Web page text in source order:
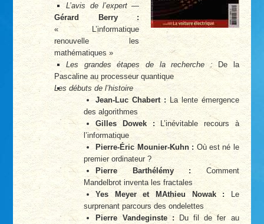
L’avis de l’expert—
Gérard Berry :
« L’informatique
renouvelle les
mathématiques »
Les grandes étapes de la recherche :De la
Pascaline au processeur quantique
Les débuts de l’histoire
Jean-Luc Chabert : La lente émergence
des algorithmes
Gilles Dowek :L’inévitable recours à
l’informatique
Pierre-Éric Mounier-Kuhn : Où est né le
premier ordinateur ?
Pierre Barthélémy : Comment
Mandelbrot inventa les fractales
Yes Meyer et MAthieu Nowak : Le
surprenant parcours des ondelettes
Pierre Vandeginste :Du fil de fer au